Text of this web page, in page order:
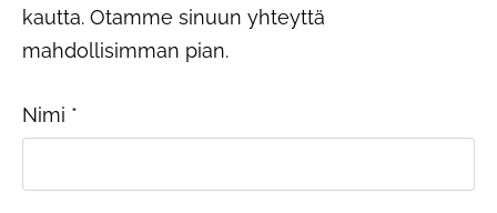
kautta. Otamme sinuun yhteyttä
mahdollisimman pian.
Nimi *